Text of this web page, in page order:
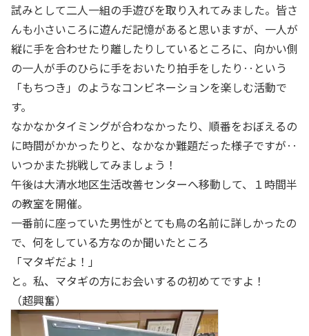
試みとして二人一組の手遊びを取り入れてみました。皆さ
んも小さいころに遊んだ記憶があると思いますが、一人が
縦に手を合わせたり離したりしているところに、向かい側
の一人が手のひらに手をおいたり拍手をしたり‥という
「もちつき」のようなコンビネーションを楽しむ活動で
す。
なかなかタイミングが合わなかったり、順番をおぼえるの
に時間がかかったりと、なかなか難題だった様子ですが‥
いつかまた挑戦してみましょう！
午後は大清水地区生活改善センターへ移動して、１時間半
の教室を開催。
一番前に座っていた男性がとても鳥の名前に詳しかったの
で、何をしている方なのか聞いたところ
「マタギだよ！」
と。私、マタギの方にお会いするの初めてですよ！
（超興奮）